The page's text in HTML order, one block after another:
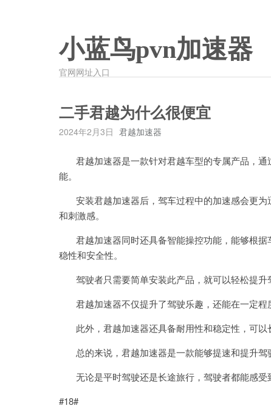
小蓝鸟pvn加速器
官网网址入口
二手君越为什么很便宜
2024年2月3日 君越加速器
君越加速器是一款针对君越车型的专属产品，通
能。
安装君越加速器后，驾车过程中的加速感会更为
和刺激感。
君越加速器同时还具备智能操控功能，能够根据
稳性和安全性。
驾驶者只需要简单安装此产品，就可以轻松提升
君越加速器不仅提升了驾驶乐趣，还能在一定程
此外，君越加速器还具备耐用性和稳定性，可以
总的来说，君越加速器是一款能够提速和提升驾
无论是平时驾驶还是长途旅行，驾驶者都能感受
#18#